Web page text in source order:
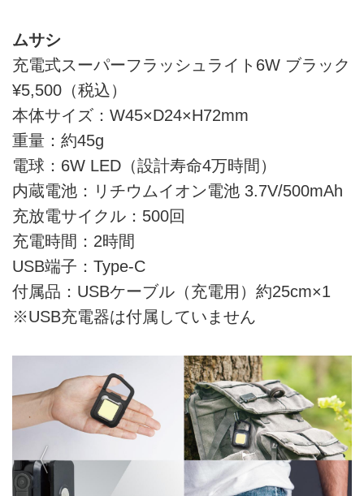
ムサシ
充電式スーパーフラッシュライト6W ブラック
¥5,500（税込）
本体サイズ：W45×D24×H72mm
重量：約45g
電球：6W LED（設計寿命4万時間）
内蔵電池：リチウムイオン電池 3.7V/500mAh
充放電サイクル：500回
充電時間：2時間
USB端子：Type-C
付属品：USBケーブル（充電用）約25cm×1
※USB充電器は付属していません